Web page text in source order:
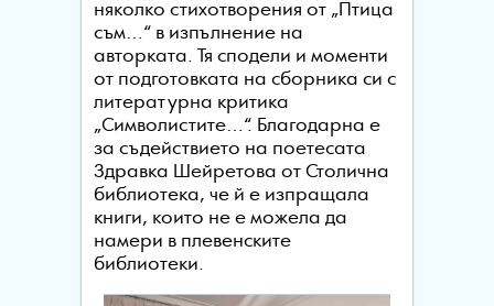
няколко стихотворения от „Птица
съм…“ в изпълнение на
авторката. Тя сподели и моменти
от подготовката на сборника си с
литературна критика
„Символистите…“. Благодарна е
за съдействието на поетесата
Здравка Шейретова от Столична
библиотека, че й е изпращала
книги, които не е можела да
намери в плевенските
библиотеки.